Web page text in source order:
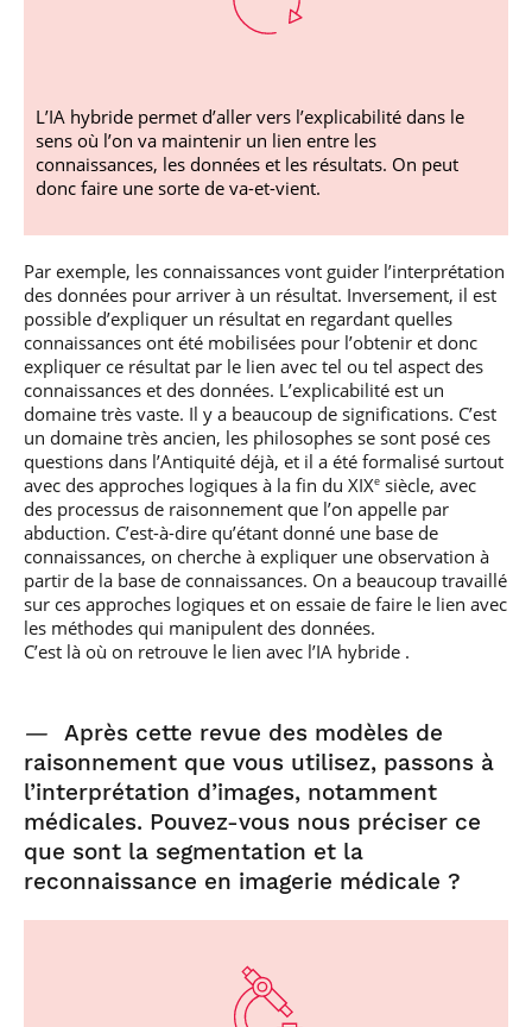
L’IA hybride permet d’aller vers l’explicabilité dans le
sens où l’on va maintenir un lien entre les
connaissances, les données et les résultats. On peut
donc faire une sorte de va-et-vient.
Par exemple, les connaissances vont guider l’interprétation
des données pour arriver à un résultat. Inversement, il est
possible d’expliquer un résultat en regardant quelles
connaissances ont été mobilisées pour l’obtenir et donc
expliquer ce résultat par le lien avec tel ou tel aspect des
connaissances et des données. L’explicabilité est un
domaine très vaste. Il y a beaucoup de significations. C’est
un domaine très ancien, les philosophes se sont posé ces
questions dans l’Antiquité déjà, et il a été formalisé surtout
avec des approches logiques à la fin du XIXe siècle, avec
des processus de raisonnement que l’on appelle par
abduction. C’est-à-dire qu’étant donné une base de
connaissances, on cherche à expliquer une observation à
partir de la base de connaissances. On a beaucoup travaillé
sur ces approches logiques et on essaie de faire le lien avec
les méthodes qui manipulent des données.
C’est là où on retrouve le lien avec l’IA hybride .
—
Après cette revue des modèles de
raisonnement que vous utilisez, passons à
l’interprétation d’images, notamment
médicales. Pouvez-vous nous préciser ce
que sont la segmentation et la
reconnaissance en imagerie médicale ?